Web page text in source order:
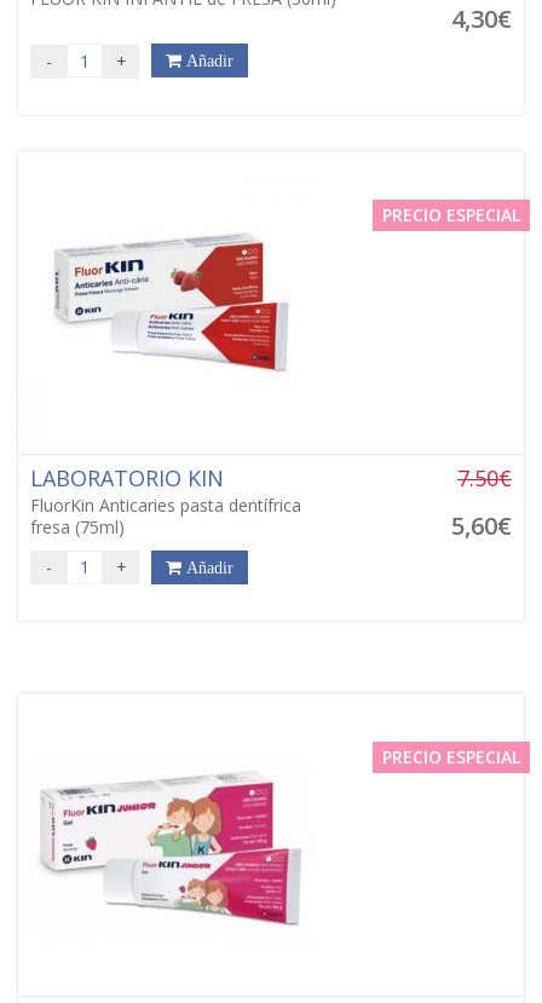
4,30€
- + Añadir
PRECIO ESPECIAL
LABORATORIO KIN
FluorKin Anticaries pasta dentífrica
fresa (75ml)
7.50€
5,60€
- + Añadir
PRECIO ESPECIAL